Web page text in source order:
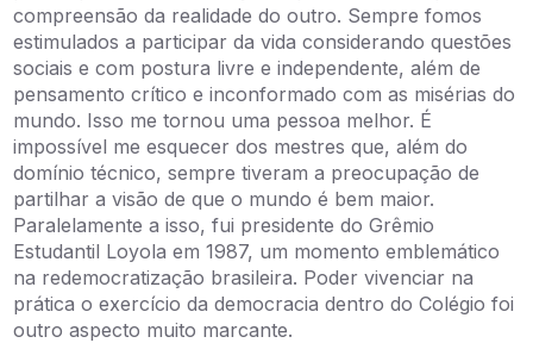
compreensão da realidade do outro. Sempre fomos
estimulados a participar da vida considerando questões
sociais e com postura livre e independente, além de
pensamento crítico e inconformado com as misérias do
mundo. Isso me tornou uma pessoa melhor. É
impossível me esquecer dos mestres que, além do
domínio técnico, sempre tiveram a preocupação de
partilhar a visão de que o mundo é bem maior.
Paralelamente a isso, fui presidente do Grêmio
Estudantil Loyola em 1987, um momento emblemático
na redemocratização brasileira. Poder vivenciar na
prática o exercício da democracia dentro do Colégio foi
outro aspecto muito marcante.